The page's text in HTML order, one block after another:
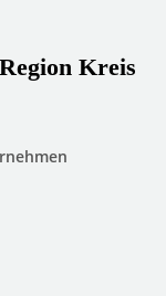
Kreis